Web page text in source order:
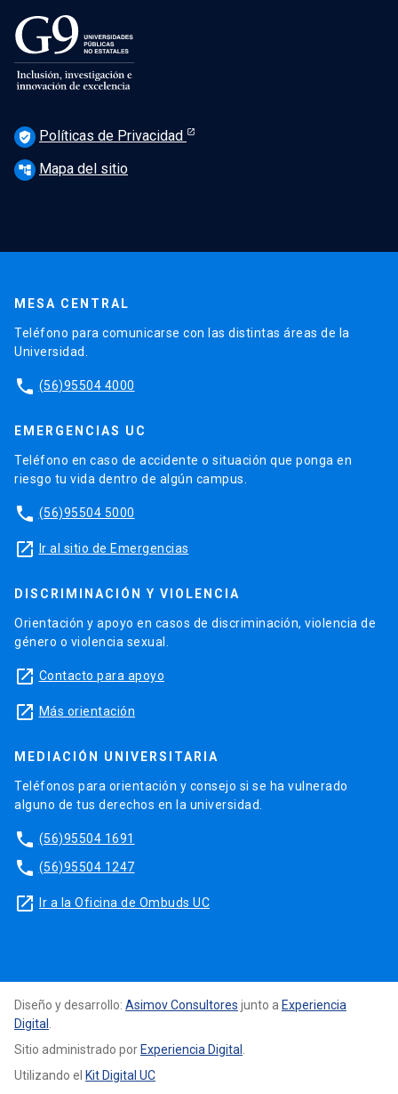
verified_user Políticas de Privacidad
account_tree Mapa del sitio
MESA CENTRAL
Teléfono para comunicarse con las distintas áreas de la
Universidad.
phone (56)95504 4000
EMERGENCIAS UC
Teléfono en caso de accidente o situación que ponga en
riesgo tu vida dentro de algún campus.
phone (56)95504 5000
launch Ir al sitio de Emergencias
DISCRIMINACIÓN Y VIOLENCIA
Orientación y apoyo en casos de discriminación, violencia de
género o violencia sexual.
launch Contacto para apoyo
launch Más orientación
MEDIACIÓN UNIVERSITARIA
Teléfonos para orientación y consejo si se ha vulnerado
alguno de tus derechos en la universidad.
phone (56)95504 1691
phone (56)95504 1247
launch Ir a la Oficina de Ombuds UC
Diseño y desarrollo: Asimov Consultores junto a Experiencia
Digital
Sitio administrado por Experiencia Digital
Utilizando el Kit Digital UC